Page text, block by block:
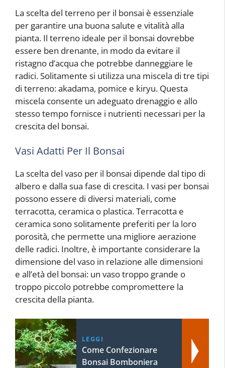
La scelta del terreno per il bonsai è essenziale
per garantire una buona salute e vitalità alla
pianta. Il terreno ideale per il bonsai dovrebbe
essere ben drenante, in modo da evitare il
ristagno d’acqua che potrebbe danneggiare le
radici. Solitamente si utilizza una miscela di tre tipi
di terreno: akadama, pomice e kiryu. Questa
miscela consente un adeguato drenaggio e allo
stesso tempo fornisce i nutrienti necessari per la
crescita del bonsai.
Vasi Adatti Per Il Bonsai
La scelta del vaso per il bonsai dipende dal tipo di
albero e dalla sua fase di crescita. I vasi per bonsai
possono essere di diversi materiali, come
terracotta, ceramica o plastica. Terracotta e
ceramica sono solitamente preferiti per la loro
porosità, che permette una migliore aerazione
delle radici. Inoltre, è importante considerare la
dimensione del vaso in relazione alle dimensioni
e all’età del bonsai: un vaso troppo grande o
troppo piccolo potrebbe compromettere la
crescita della pianta.
LEGGI
Come Confezionare
Bonsai Bomboniera